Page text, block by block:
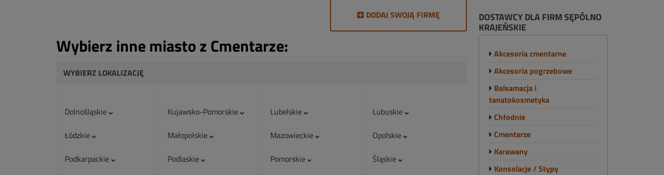
DODAJ SWOJĄ FIRMĘ
Wybierz inne miasto z Cmentarze:
WYBIERZ LOKALIZACJĘ
Dolnośląskie Kujawsko-Pomorskie Lubelskie
Lubuskie
Łódzkie
Małopolskie Mazowieckie
Opolskie
Podkarpackie
Podlaskie Pomorskie
Śląskie
DOSTAWCY DLA FIRM SĘPÓLNO
KRAJEŃSKIE
Akcesoria cmentarne
Akcesoria pogrzebowe
Balsamacja i
tanatokosmetyka
Chłodnie
Cmentarze
Karawany
Konsolacje / Stypy